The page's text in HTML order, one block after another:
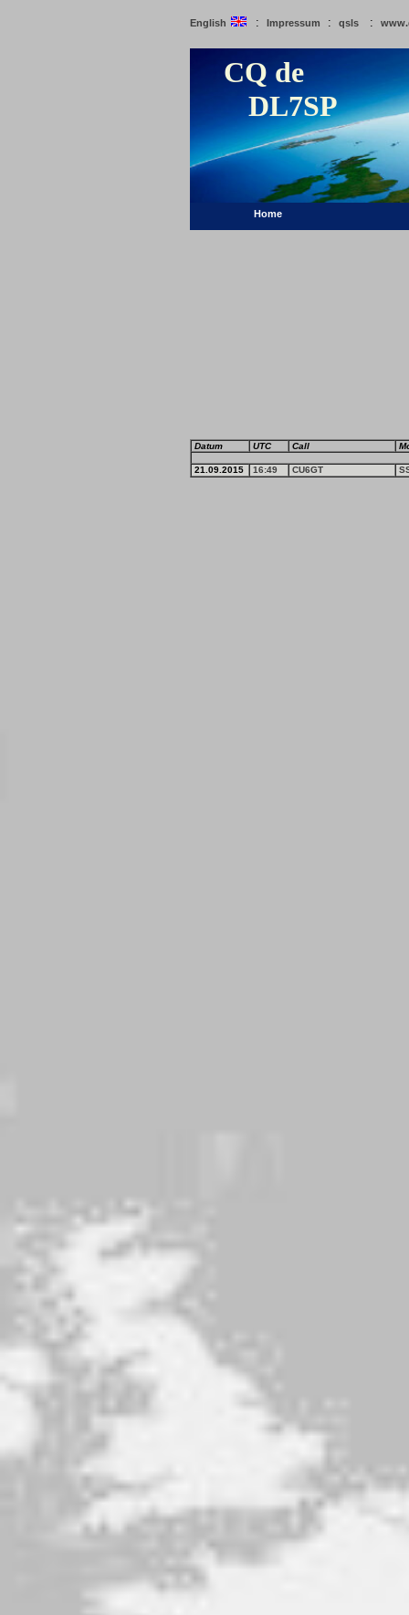
English : Impressum : qsls :
CQ de
DL7SP
Home
Datum UTC Call
21.09.2015 16:49 CU6GT